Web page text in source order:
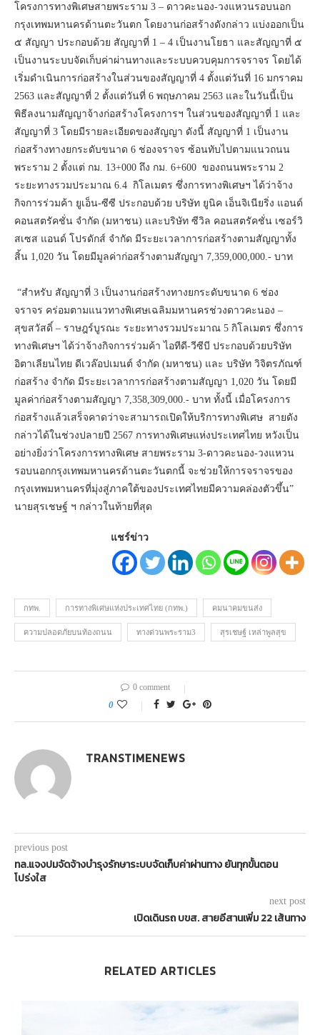
โครงการทางพิเศษสายพระราม 3 – ดาวคะนอง-วงแหวนรอบนอก
กรุงเทพมหานครด้านตะวันตก โดยงานก่อสร้างดังกล่าว แบ่งออกเป็น
๕ สัญญา ประกอบด้วย สัญญาที่ 1 – 4 เป็นงานโยธา และสัญญาที่ ๕
เป็นงานระบบจัดเก็บค่าผ่านทางและระบบควบคุมการจราจร โดยได้
เริ่มดำเนินการก่อสร้างในส่วนของสัญญาที่ 4 ตั้งแต่วันที่ 16 มกราคม
2563 และสัญญาที่ 2 ตั้งแต่วันที่ 6 พฤษภาคม 2563 และในวันนี้เป็น
พิธีลงนามสัญญาจ้างก่อสร้างโครงการฯ ในส่วนของสัญญาที่ 1 และ
สัญญาที่ 3 โดยมีรายละเอียดของสัญญา ดังนี้ สัญญาที่ 1 เป็นงาน
ก่อสร้างทางยกระดับขนาด 6 ช่องจราจร ซ้อนทับไปตามแนวถนน
พระราม 2 ตั้งแต่ กม. 13+000 ถึง กม. 6+600 ของถนนพระราม 2
ระยะทางรวมประมาณ 6.4 กิโลเมตร ซึ่งการทางพิเศษฯ ได้ว่าจ้าง
กิจการร่วมค้า ยูเอ็น-ซีซี ประกอบด้วย บริษัท ยูนิค เอ็นจิเนียริ่ง แอนด์
คอนสตรัคชั่น จำกัด (มหาชน) และบริษัท ซีวิล คอนสตรัคชั่น เซอร์วิ
สเซส แอนด์ โปรดักส์ จำกัด มีระยะเวลาการก่อสร้างตามสัญญาทั้ง
สิ้น 1,020 วัน โดยมีมูลค่าก่อสร้างตามสัญญา 7,359,000,000.- บาท
​“สำหรับ สัญญาที่ 3 เป็นงานก่อสร้างทางยกระดับขนาด 6 ช่อง
จราจร คร่อมตามแนวทางพิเศษเฉลิมมหานครช่วงดาวคะนอง –
สุขสวัสดิ์ – ราษฎร์บูรณะ ระยะทางรวมประมาณ 5 กิโลเมตร ซึ่งการ
ทางพิเศษฯ ได้ว่าจ้างกิจการร่วมค้า ไอทีดี-วีซีบี ประกอบด้วยบริษัท
อิตาเลียนไทย ดีเวล๊อปเมนต์ จำกัด (มหาชน) และ บริษัท วิจิตรภัณฑ์
ก่อสร้าง จำกัด มีระยะเวลาการก่อสร้างตามสัญญา 1,020 วัน โดยมี
มูลค่าก่อสร้างตามสัญญา 7,358,309,000.- บาท ทั้งนี้ เมื่อโครงการ
ก่อสร้างแล้วเสร็จคาดว่าจะสามารถเปิดให้บริการทางพิเศษ สายดัง
กล่าวได้ในช่วงปลายปี 2567 การทางพิเศษแห่งประเทศไทย หวังเป็น
อย่างยิ่งว่าโครงการทางพิเศษ สายพระราม 3-ดาวคะนอง-วงแหวน
รอบนอกกรุงเทพมหานครด้านตะวันตกนี้ จะช่วยให้การจราจรของ
กรุงเทพมหานครที่มุ่งสู่ภาคใต้ของประเทศไทยมีความคล่องตัวขึ้น”
นายสุรเชษฐ์ ฯ กล่าวในท้ายที่สุด
แชร์ข่าว
กทพ. การทางพิเศษแห่งประเทศไทย (กทพ.) คมนาคมขนส่ง
ความปลอดภัยบนท้องถนน ทางด่วนพระราม3 สุรเชษฐ์ เหล่าพูลสุข
0 comment
0
TRANSTIMENEWS
previous post
ทล.แจงปมจัดจ้างบำรุงรักษาระบบจัดเก็บค่าผ่านทาง ยันทุกขั้นตอน
โปร่งใส
next post
เปิดเดินรถ บขส. สายอีสานเพิ่ม 22 เส้นทาง
RELATED ARTICLES